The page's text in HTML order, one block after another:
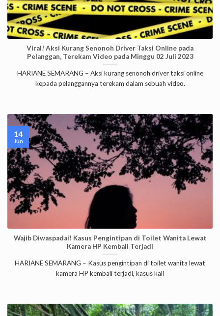
Viral! Aksi Kurang Senonoh Driver Taksi Online pada
Pelanggan, Terekam Video pada Minggu 02 Juli 2023
HARIANE SEMARANG – Aksi kurang senonoh driver taksi online
kepada pelanggannya terekam dalam sebuah video.
Wajib Diwaspadai! Kasus Pengintipan di Toilet Wanita Lewat
Kamera HP Kembali Terjadi
HARIANE SEMARANG – Kasus pengintipan di toilet wanita lewat
kamera HP kembali terjadi, kasus kali
14
Jun